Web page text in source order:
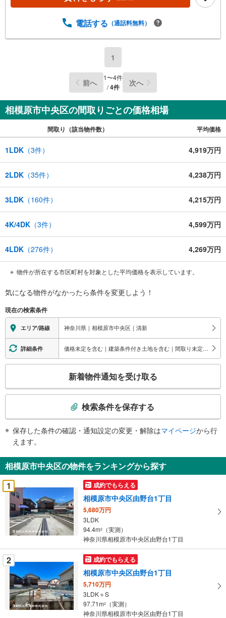
電話する （通話料無料）
1
前へ 1〜4件
/4件 次へ
相模原市中央区の間取りごとの価格相場
間取り（該当物件数） 平均価格
1LDK （3件） 4,919万円
2LDK （35件） 4,238万円
3LDK （160件） 4,215万円
4K/4DK （3件） 4,599万円
4LDK （276件） 4,269万円
物件が所在する市区町村を対象とした平均価格を表示しています。
気になる物件がなかったら条件を変更しよう！
現在の検索条件
エリア/路線 神奈川県｜相模原市中央区｜清新
詳細条件 価格未定を含む｜建築条件付き土地を含む｜間取り未定を含む
検
知
を
受
け
取
る
・
条
件
を
マ
イ
ペ
ー
新着物件通知を受け取る
検索条件を保存する
保存した条件の確認・通知設定の変更・解除はマイページから行
えます。
相模原市中央区の物件をランキングから探す
1
成約でもらえる
相模原市中央区由野台1丁目
5,680万円
3LDK
94.4m2
（実測）
神奈川県相模原市中央区由野台1丁目
2 成約でもらえる
相模原市中央区由野台1丁目
5,710万円
3LDK＋S
97.71m2
（実測）
神奈川県相模原市中央区由野台1丁目